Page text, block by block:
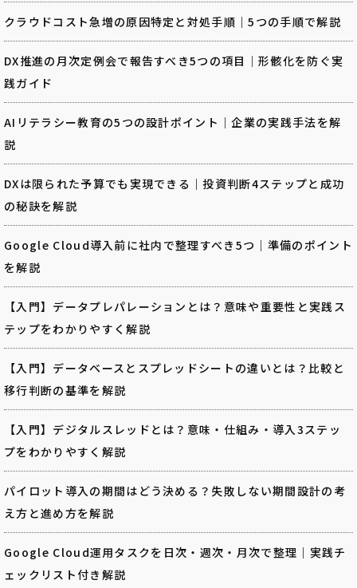
クラウドコスト急増の原因特定と対処手順｜5つの手順で解説
DX推進の月次定例会で報告すべき5つの項目｜形骸化を防ぐ実
践ガイド
AIリテラシー教育の5つの設計ポイント｜企業の実践手法を解
説
DXは限られた予算でも実現できる｜投資判断4ステップと成功
の秘訣を解説
Google Cloud導入前に社内で整理すべき5つ｜準備のポイント
を解説
【入門】データプレパレーションとは？意味や重要性と実践ス
テップをわかりやすく解説
【入門】データベースとスプレッドシートの違いとは？比較と
移行判断の基準を解説
【入門】デジタルスレッドとは？意味・仕組み・導入3ステッ
プをわかりやすく解説
パイロット導入の期間はどう決める？失敗しない期間設計の考
え方と進め方を解説
Google Cloud運用タスクを日次・週次・月次で整理｜実践チ
ェックリスト付き解説